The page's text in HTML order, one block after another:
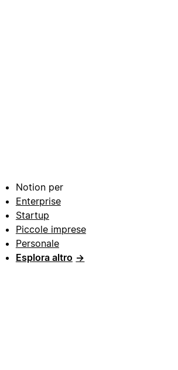
Notion per
Enterprise
Startup
Piccole imprese
Personale
Esplora altro →